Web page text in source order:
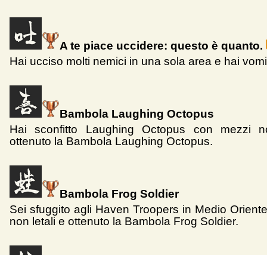
A te piace uccidere: questo è quanto.
Hai ucciso molti nemici in una sola area e hai
Bambola Laughing Octopus
Hai sconfitto Laughing Octopus con mezzi
ottenuto la Bambola Laughing Octopus.
Bambola Frog Soldier
Sei sfuggito agli Haven Troopers in Medio
non letali e ottenuto la Bambola Frog Soldier.